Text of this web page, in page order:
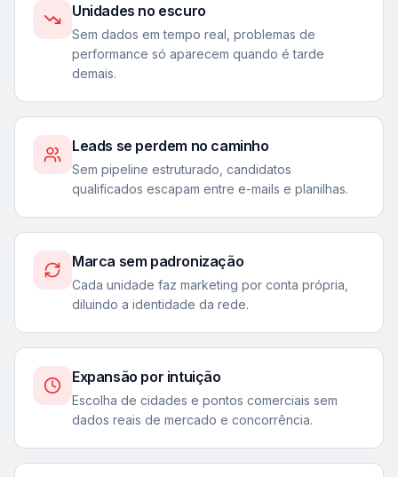
Unidades no escuro
Sem dados em tempo real, problemas de
performance só aparecem quando é tarde
demais.
Leads se perdem no caminho
Sem pipeline estruturado, candidatos
qualificados escapam entre e-mails e planilhas.
Marca sem padronização
Cada unidade faz marketing por conta própria,
diluindo a identidade da rede.
Expansão por intuição
Escolha de cidades e pontos comerciais sem
dados reais de mercado e concorrência.